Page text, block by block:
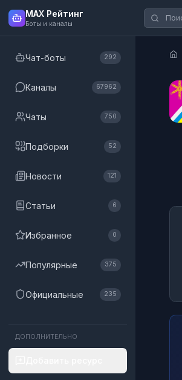
MAX Рейтинг
Боты и каналы
Чат-боты 292
Каналы 67962
Чаты 750
Подборки 52
Новости 121
Статьи 6
Избранное 0
Популярные 375
Официальные 235
ДОПОЛНИТЕЛЬНО